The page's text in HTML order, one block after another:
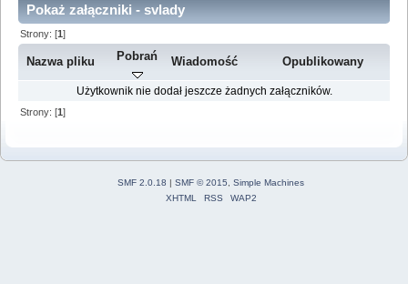
Pokaż załączniki - svlady
Strony: [1]
Nazwa pliku Pobrań Wiadomość Opublikowany
Użytkownik nie dodał jeszcze żadnych załączników.
Strony: [1]
SMF 2.0.18 | SMF © 2015
Simple Machines
XHTML
RSS WAP2